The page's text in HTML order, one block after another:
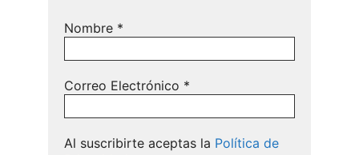
Nombre *
Correo Electrónico *
Al suscribirte aceptas la Política de